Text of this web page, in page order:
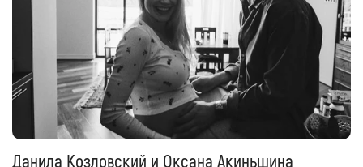
Данила Козловский и Оксана Акиньшина